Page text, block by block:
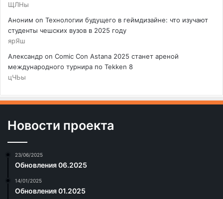
ЩЛНы
Аноним on Технологии будущего в геймдизайне: что изучают
студенты чешских вузов в 2025 году
ярЯш
Александр on Comic Con Astana 2025 станет ареной
международного турнира по Tekken 8
цЧЬы
Новости проекта
23/06/2025
Обновления 06.2025
14/01/2025
Обновления 01.2025